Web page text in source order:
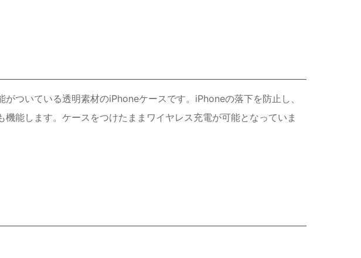
ついている透明素材のiPhoneケースです。iPhoneの落下を防止し、
能します。ケースをつけたままワイヤレス充電が可能となっていま